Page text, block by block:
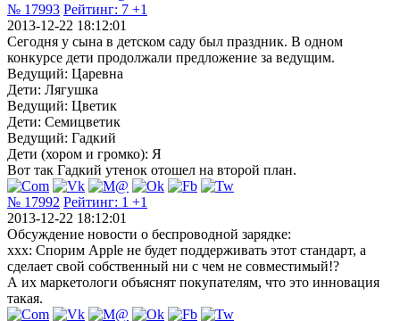
№ 17993 Рейтинг: 7 +1
2013-12-22 18:12:01
Сегодня у сына в детском саду был праздник. В одном
конкурсе дети продолжали предложение за ведущим.
Ведущий: Царевна
Дети: Лягушка
Ведущий: Цветик
Дети: Семицветик
Ведущий: Гадкий
Дети (хором и громко): Я
Вот так Гадкий утенок отошел на второй план.
№ 17992 Рейтинг: 1 +1
2013-12-22 18:12:01
Обсуждение новости о беспроводной зарядке:
ххх: Спорим Apple не будет поддерживать этот стандарт, а
сделает свой собственный ни с чем не совместимый!?
А их маркетологи объяснят покупателям, что это инновация
такая.